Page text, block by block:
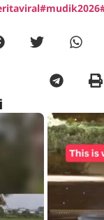
#mudik2026